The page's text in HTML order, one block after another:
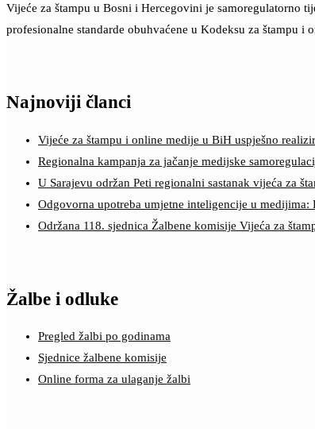
Vijeće za štampu u Bosni i Hercegovini je samoregulatorno
profesionalne standarde obuhvaćene u Kodeksu za štampu i
Najnoviji članci
Vijeće za štampu i online medije u BiH uspješno
Regionalna kampanja za jačanje medijske
U Sarajevu održan Peti regionalni sastanak vijeća za
Odgovorna upotreba umjetne inteligencije u
Održana 118. sjednica Žalbene komisije Vijeća za
Žalbe i odluke
Pregled žalbi po godinama
Sjednice žalbene komisije
Online forma za ulaganje žalbi